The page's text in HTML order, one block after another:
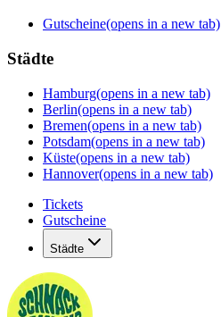
Gutscheine(opens in a new tab)
Städte
Hamburg(opens in a new tab)
Berlin(opens in a new tab)
Bremen(opens in a new tab)
Potsdam(opens in a new tab)
Küste(opens in a new tab)
Hannover(opens in a new tab)
Tickets
Gutscheine
Städte